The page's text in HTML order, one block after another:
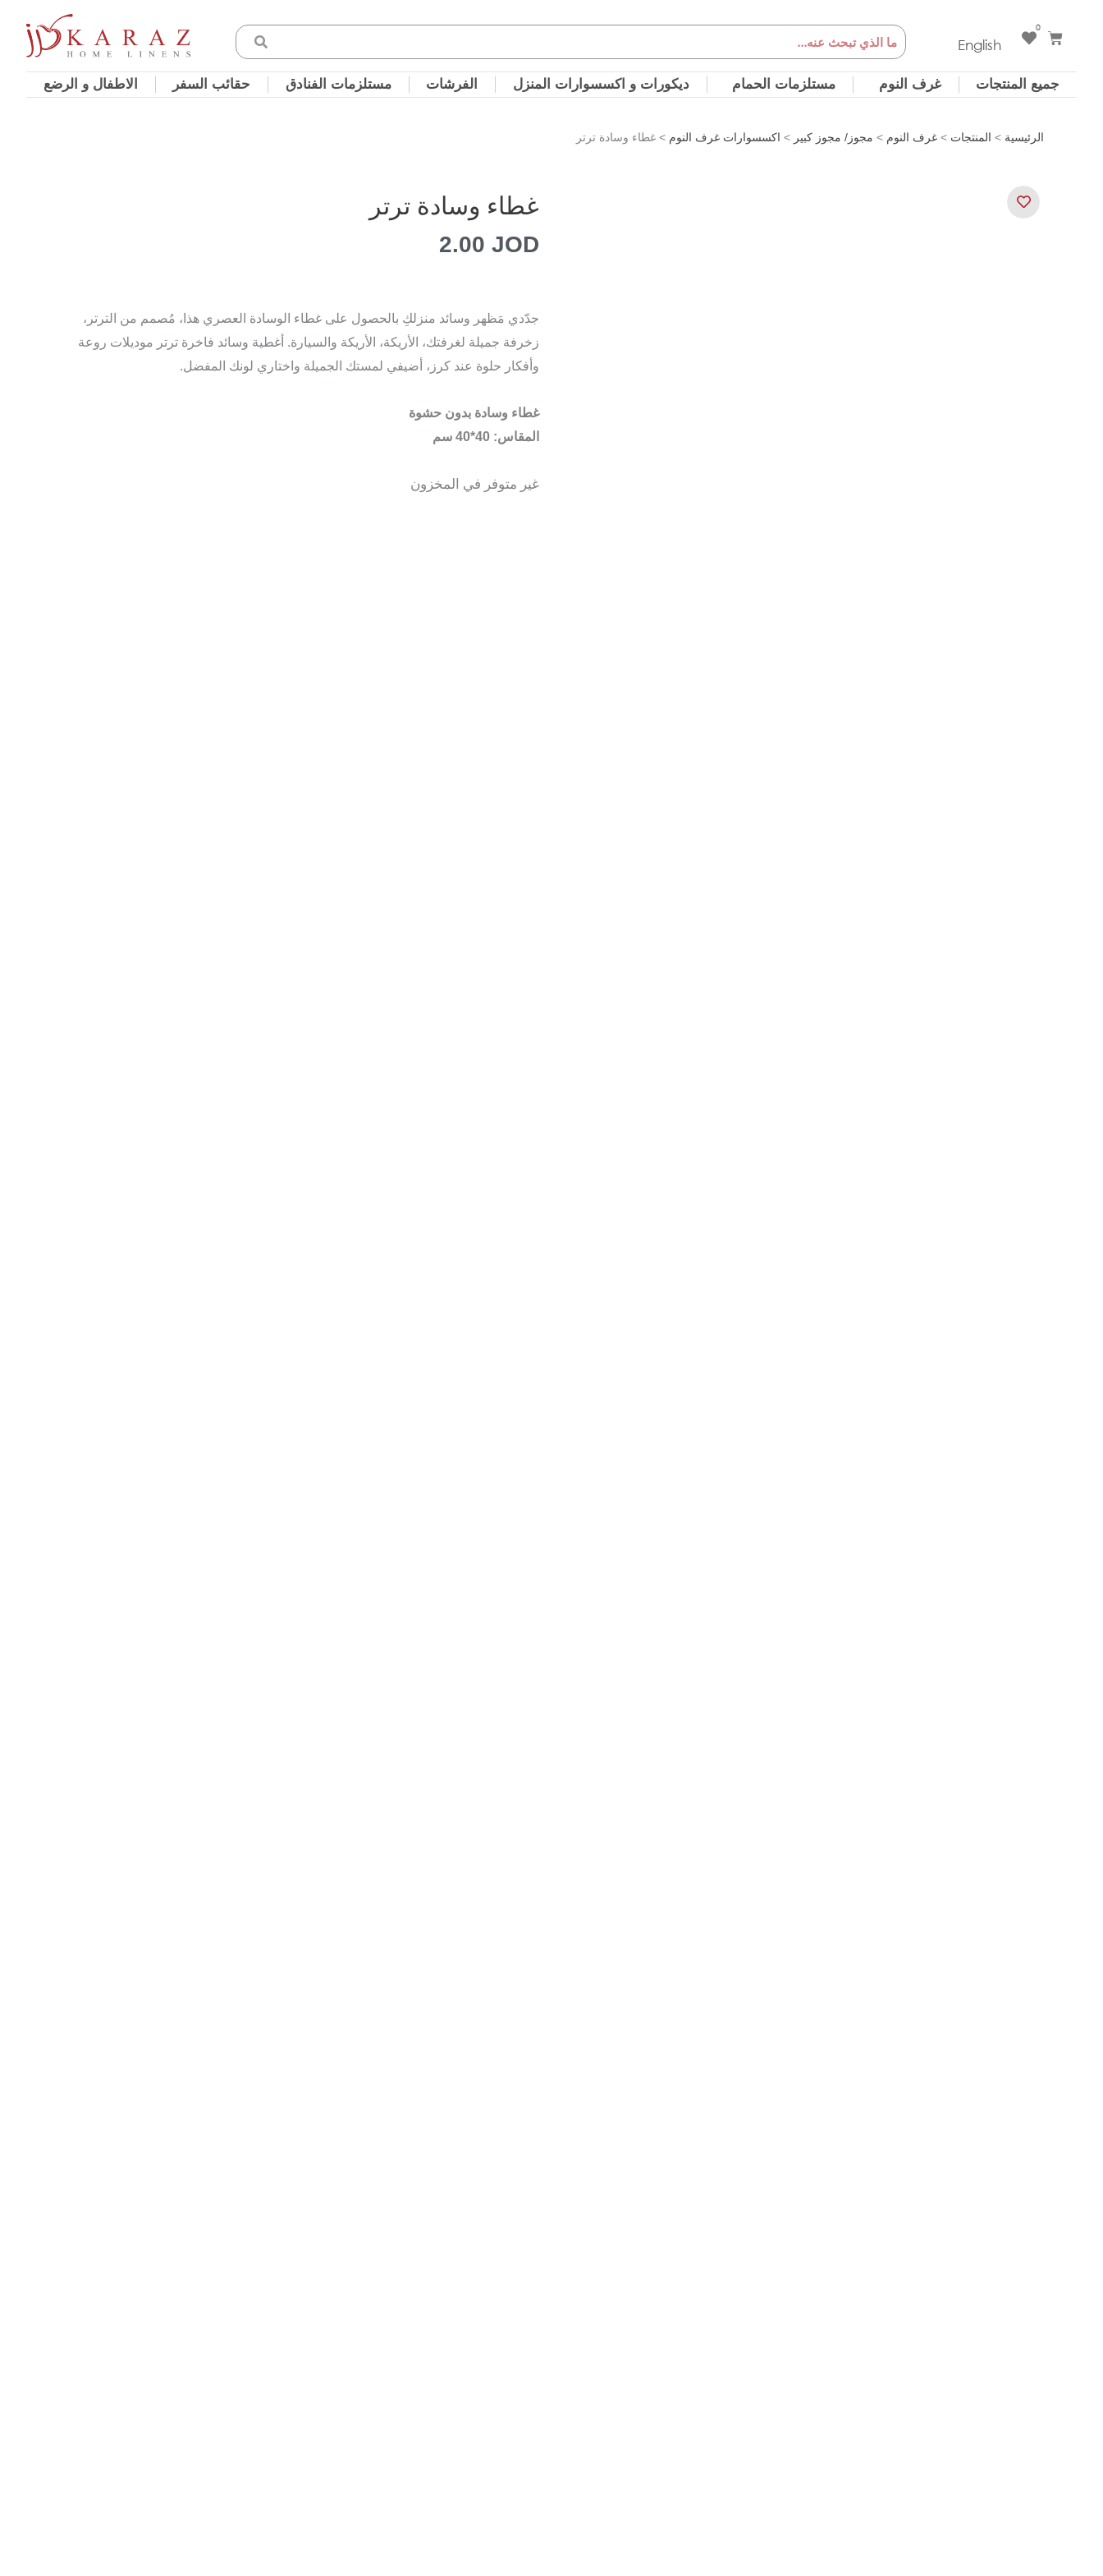
Search English
0
Cart
جميع المنتجات غرف النوم مستلزمات الحمام ديكورات و اكسسوارات المنزل الفرشات مستلزمات الفنادق حقائب السفر الاطفال و الرضع
الرئيسية > المنتجات > غرف النوم > مجوز/ مجوز كبير > اكسسوارات غرف النوم > غطاء وسادة ترتر
غطاء وسادة ترتر
2.00JOD
جدّدي مَظهر وسائد منزلكِ بالحصول على غطاء الوسادة العصري هذا، مُصمم من الترتر،
زخرفة جميلة لغرفتك، الأريكة، الأريكة والسيارة. أغطية وسائد فاخرة ترتر موديلات روعة
وأفكار حلوة عند كرز، أضيفي لمستك الجميلة واختاري لونك المفضل.
غطاء وسادة بدون حشوة
المقاس: 40*40 سم
غير متوفر في المخزون